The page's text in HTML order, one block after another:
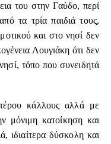
του στην Γαύδο, περί
τα τρία παιδιά τους,
και στο νησί δεν
Λουγιάκη ότι δεν
τόπο που συνειδητά
κάλλους αλλά με
μόνιμη κατοίκηση και
ιδιαίτερα δύσκολη και